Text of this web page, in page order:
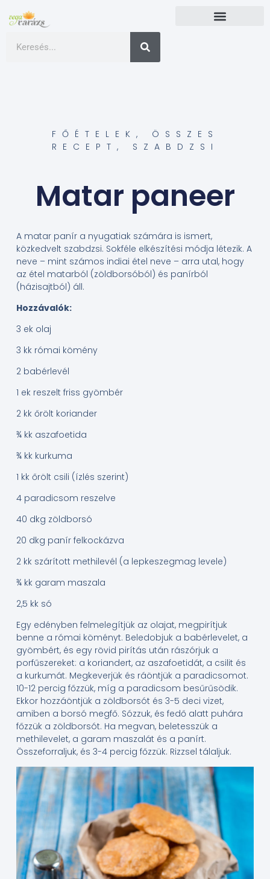
FŐÉTELEK , ÖSSZES
RECEPT , SZABDZSI
Matar paneer
A matar panír a nyugatiak számára is ismert,
közkedvelt szabdzsi. Sokféle elkészítési módja létezik. A
neve – mint számos indiai étel neve – arra utal, hogy
az étel matarból (zöldborsóból) és panírból
(házisajtból) áll.
Hozzávalók:
3 ek olaj
3 kk római kömény
2 babérlevél
1 ek reszelt friss gyömbér
2 kk őrölt koriander
¾ kk aszafoetida
¾ kk kurkuma
1 kk őrölt csili (ízlés szerint)
4 paradicsom reszelve
40 dkg zöldborsó
20 dkg panír felkockázva
2 kk szárított methilevél (a lepkeszegmag levele)
¾ kk garam maszala
2,5 kk só
Egy edényben felmelegítjük az olajat, megpirítjuk
benne a római köményt. Beledobjuk a babérlevelet, a
gyömbért, és egy rövid pirítás után rászórjuk a
porfűszereket: a koriandert, az aszafoetidát, a csilit és
a kurkumát. Megkeverjük és ráöntjük a paradicsomot.
10-12 percig főzzük, míg a paradicsom besűrűsödik.
Ekkor hozzáöntjük a zöldborsót és 3-5 deci vizet,
amiben a borsó megfő. Sózzuk, és fedő alatt puhára
főzzük a zöldborsót. Ha megvan, beletesszük a
methilevelet, a garam maszalát és a panírt.
Összeforraljuk, és 3-4 percig főzzük. Rizzsel tálaljuk.